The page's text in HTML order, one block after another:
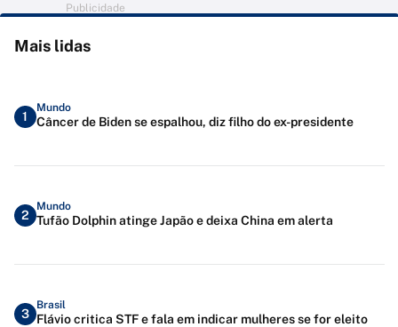
Publicidade
Mais lidas
1
Mundo
Câncer de Biden se espalhou, diz filho do ex-presidente
2
Mundo
Tufão Dolphin atinge Japão e deixa China em alerta
3
Brasil
Flávio critica STF e fala em indicar mulheres se for eleito